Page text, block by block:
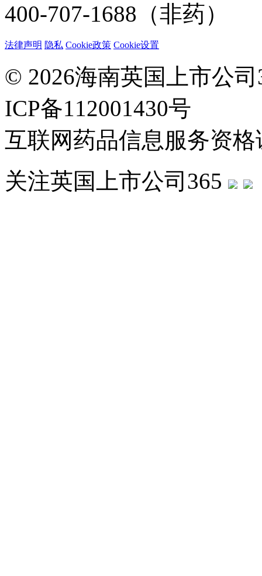
400-707-1688（非药）
法律声明 隐私 Cookie政策 Cookie设置
© 2026海南英国上市公
ICP备112001430号
互联网药品信息服务资格
关注英国上市公司365